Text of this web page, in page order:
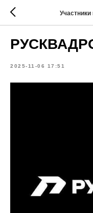
2025-11-06 17:51